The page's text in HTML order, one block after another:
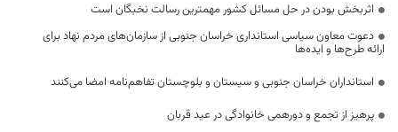
اثربخش بودن در حل مسائل کشور مهمترین رسالت نخبگان است
دعوت معاون سیاسی استانداری خراسان جنوبی از سازمان‌های مردم نهاد برای
ارائه طرح‌ها و ایده‌ها
استانداران خراسان‌ جنوبی و سیستان و بلوچستان تفاهم‌نامه امضا می‌کنند
پرهیز از تجمع و دورهمی خانوادگی در عید قربان